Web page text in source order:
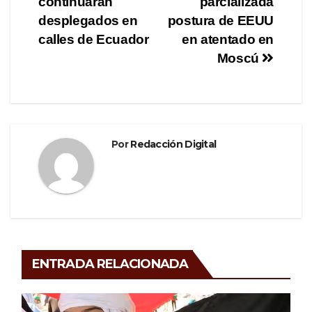
o
o
m
de
entradas
postura de EEUU
en atentado en
Moscú
desplegados en
calles de Ecuador
PorRedacción Digital
ENTRADA RELACIONADA